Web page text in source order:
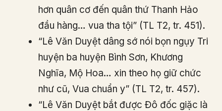
hơn quân cơ đến quân thứ Thanh Hảo
đầu hàng… vua tha tội” (TL T2, tr. 451).
“Lê Văn Duyệt dâng sớ nói bọn ngụy Tri
huyện ba huyện Bình Sơn, Khương
Nghĩa, Mộ Hoa… xin theo họ giữ chức
như cũ, Vua chuẩn y” (TL T2, tr. 457).
“Lê Văn Duyệt bắt được Đô đốc giặc là